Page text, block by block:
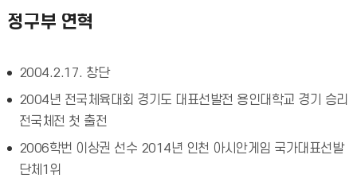
정구부 연혁
2004.2.17. 창단
2004년 전국체육대회 경기도 대표선발전 용인대학교 경기 승리
전국체전 첫 출전
2006학번 이상권 선수 2014년 인천 아시안게임 국가대표선발
단체1위